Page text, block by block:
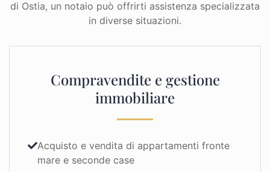
di Ostia, un notaio può offrirti assistenza specializzata
in diverse situazioni.
Compravendite e gestione
immobiliare
Acquisto e vendita di appartamenti fronte
mare e seconde case